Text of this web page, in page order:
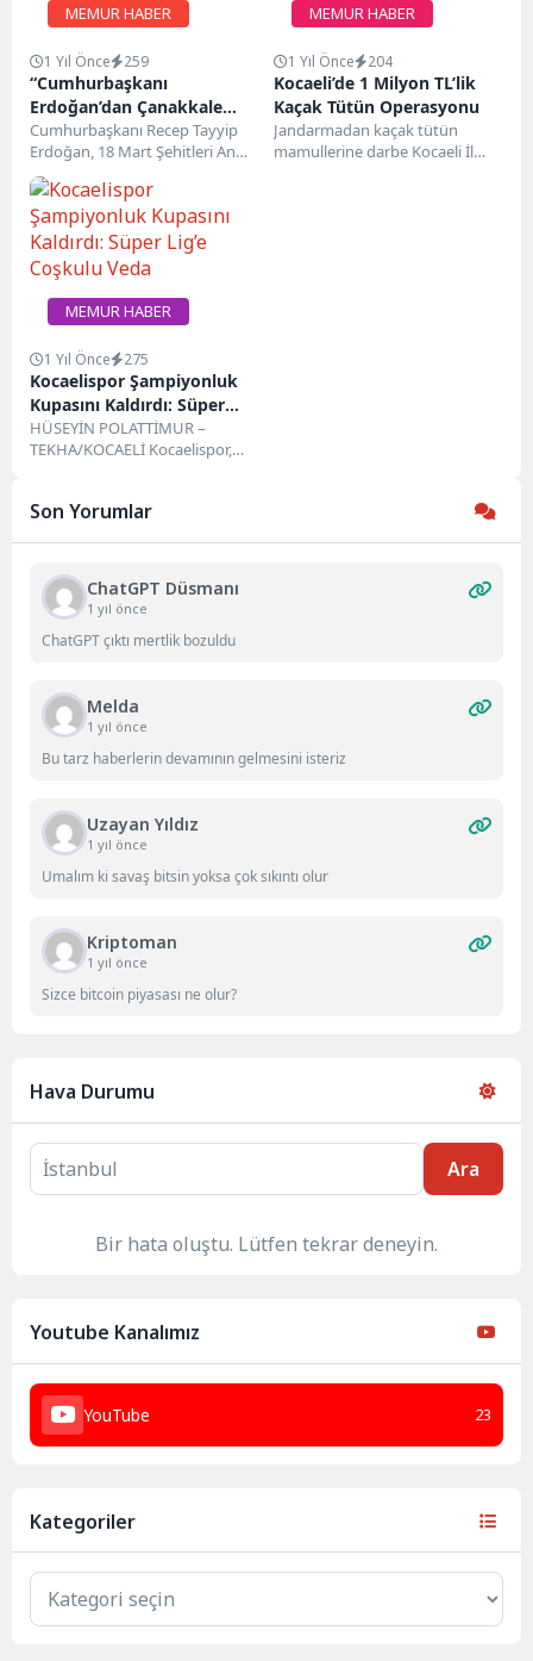
MEMUR HABER
1 Yıl Önce 259
“Cumhurbaşkanı
Erdoğan’dan Çanakkale
Zaferi’nin 110. Yılına Özel
Mesaj”
Cumhurbaşkanı Recep Tayyip
Erdoğan, 18 Mart Şehitleri Anma
Günü ve Çanakkale Deniz
Zaferi’nin 110. yıl...
MEMUR HABER
1 Yıl Önce 204
Kocaeli’de 1 Milyon TL’lik
Kaçak Tütün Operasyonu
Jandarmadan kaçak tütün
mamullerine darbe Kocaeli İl
MEMUR HABER
1 Yıl Önce 275
Kocaelispor Şampiyonluk
Kupasını Kaldırdı: Süper
Lig’e Coşkulu Veda
HÜSEYİN POLATTİMUR –
TEKHA/KOCAELİ Kocaelispor,
kutlamalar büyük bir coşkuya...
Son Yorumlar
ChatGPT Düsmanı
1 yıl önce
ChatGPT çıktı mertlik bozuldu
Melda
1 yıl önce
Bu tarz haberlerin devamının gelmesini isteriz
Uzayan Yıldız
1 yıl önce
Umalım ki savaş bitsin yoksa çok sıkıntı olur
Kriptoman
1 yıl önce
Sizce bitcoin piyasası ne olur?
Hava Durumu
Ara
Bir hata oluştu. Lütfen tekrar deneyin.
Youtube Kanalımız
YouTube 23
Kategoriler